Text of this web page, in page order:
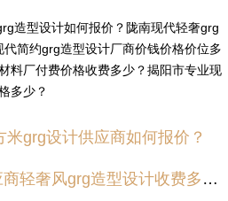
造型设计如何报价？ 陇南现代轻奢grg
代简约grg造型设计厂商价钱价格价位多
料厂付费价格收费多少？揭阳市专业现
多少？
米grg设计供应商如何报价？
轻奢风grg造型设计收费多少？